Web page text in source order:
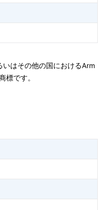
はその他の国におけるArm
標です。